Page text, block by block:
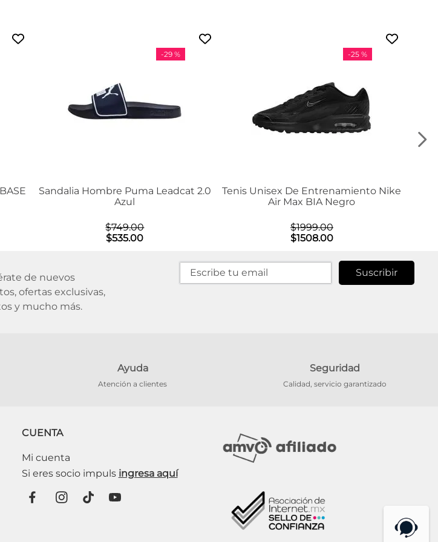
-29 %
Sandalia Hombre Puma Leadcat 2.0
Azul
$749.00
$535.00
-25 %
Tenis Unisex De Entrenamiento Nike
Air Max BIA Negro
$1999.00
$1508.00
de nuevos
ofertas exclusivas,
y mucho más.
Suscribir
Ayuda
Atención a clientes
Seguridad
Calidad, servicio garantizado
CUENTA
Mi cuenta